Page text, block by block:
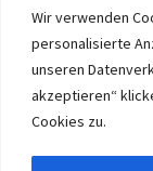
Wir verwenden
personalisierte
unseren
akzeptieren“
Cookies zu.
© 2026 Eruon